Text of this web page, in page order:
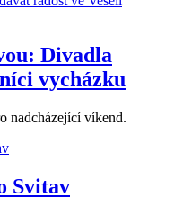
Divadla
vycházku
nadcházející víkend.
Svitav